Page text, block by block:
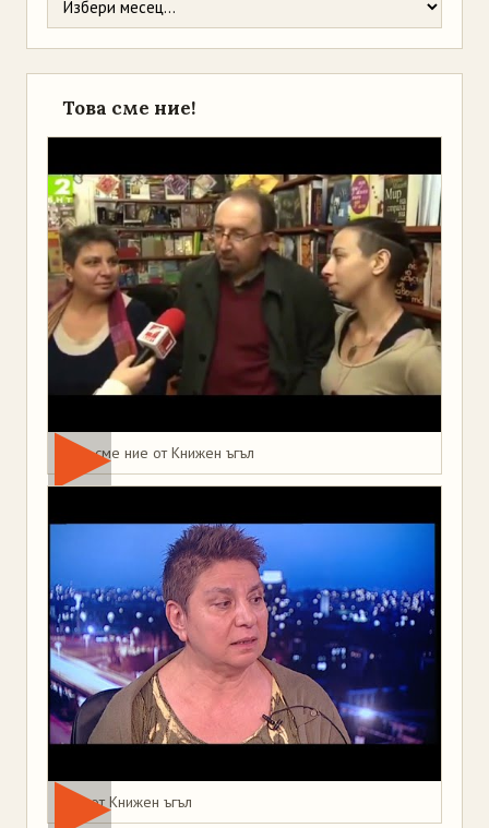
Това сме ние!
Това сме ние от Книжен ъгъл
Мая от Книжен ъгъл